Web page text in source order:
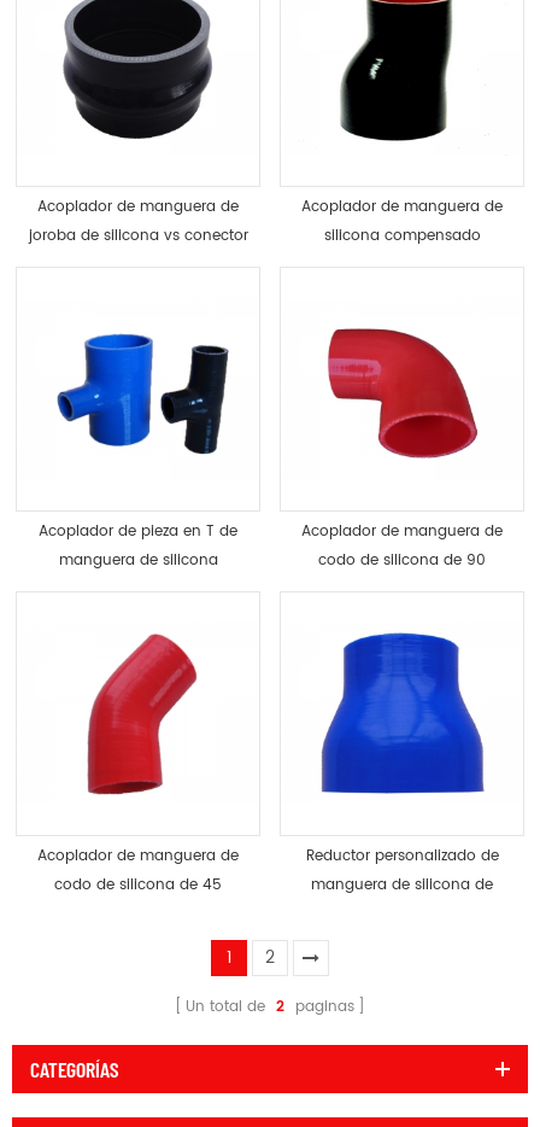
Acoplador de manguera de
joroba de silicona vs conector
recto sae j20
Acoplador de manguera de
silicona compensado
reductor negro
Acoplador de pieza en T de
manguera de silicona
Adaptador de tres vías
Acoplador de manguera de
codo de silicona de 90
grados personalizado
Acoplador de manguera de
codo de silicona de 45
Reductor personalizado de
manguera de silicona de
1 2
Un total de 2 paginas
CATEGORÍAS